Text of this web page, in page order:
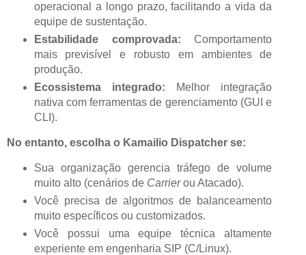
operacional a longo prazo, facilitando a vida da
equipe de sustentação.
Estabilidade comprovada: Comportamento
mais previsível e robusto em ambientes de
produção.
Ecossistema integrado: Melhor integração
nativa com ferramentas de gerenciamento (GUI e
CLI).
No entanto, escolha o Kamailio Dispatcher se:
Sua organização gerencia tráfego de volume
muito alto (cenários de Carrierou Atacado).
Você precisa de algoritmos de balanceamento
muito específicos ou customizados.
Você possui uma equipe técnica altamente
experiente em engenharia SIP (C/Linux).